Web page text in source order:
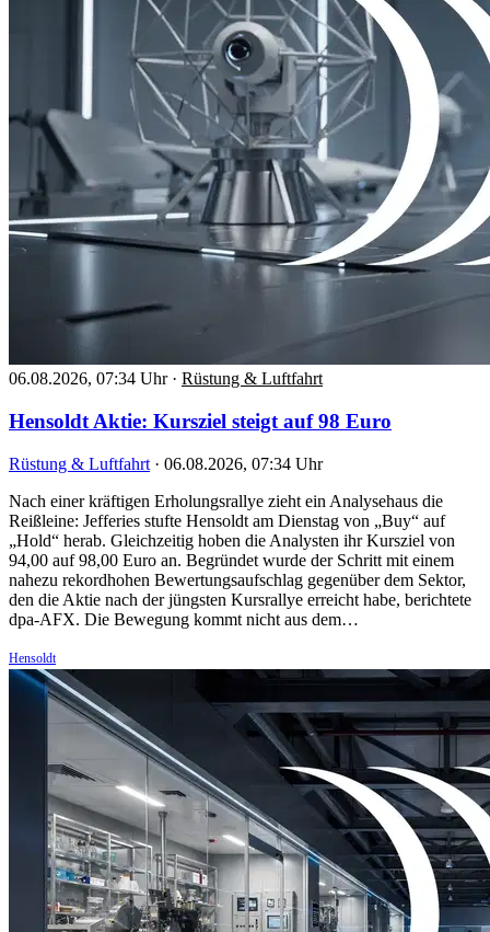
06.08.2026, 07:34 Uhr · Rüstung & Luftfahrt
Hensoldt Aktie: Kursziel steigt auf 98 Euro
Rüstung & Luftfahrt · 06.08.2026, 07:34 Uhr
Nach einer kräftigen Erholungsrallye zieht ein Analysehaus die
Reißleine: Jefferies stufte Hensoldt am Dienstag von „Buy“ auf
„Hold“ herab. Gleichzeitig hoben die Analysten ihr Kursziel von
94,00 auf 98,00 Euro an. Begründet wurde der Schritt mit einem
nahezu rekordhohen Bewertungsaufschlag gegenüber dem Sektor,
den die Aktie nach der jüngsten Kursrallye erreicht habe, berichtete
dpa-AFX. Die Bewegung kommt nicht aus dem…
Hensoldt